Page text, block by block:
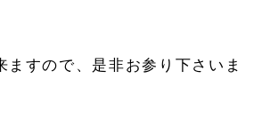
ますので、是非お参り下さいま